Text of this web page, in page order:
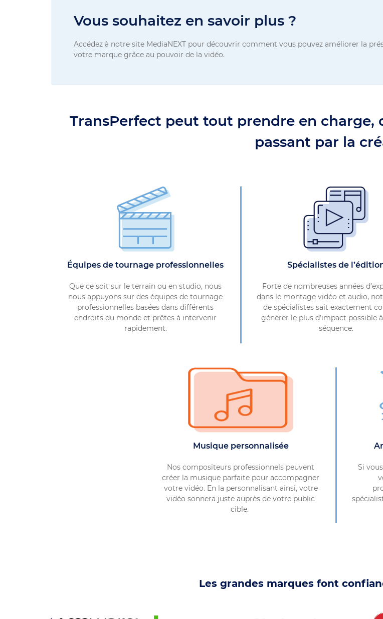
Vous souhaitez en savoir plus ?
Accédez à notre site MediaNEXT pour découvrir comment vous pouvez améliorer la
votre marque grâce au pouvoir de la vidéo.
TransPerfect peut tout prendre en charge,
passant par la
Équipes de tournage professionnelles
Que ce soit sur le terrain ou en studio, nous
nous appuyons sur des équipes de tournage
professionnelles basées dans différents
endroits du monde et prêtes à intervenir
rapidement.
Spécialistes de
Forte de nombreuses années
dans le montage vidéo et audio,
de spécialistes sait exactement
générer le plus d’impact possible
séquence.
Musique personnalisée
Nos compositeurs professionnels peuvent
créer la musique parfaite pour accompagner
votre vidéo. En la personnalisant ainsi, votre
vidéo sonnera juste auprès de votre public
cible.
Si
Les grandes marques font